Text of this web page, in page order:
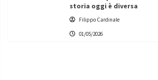
storia oggi è diversa
Filippo Cardinale
01/05/2026